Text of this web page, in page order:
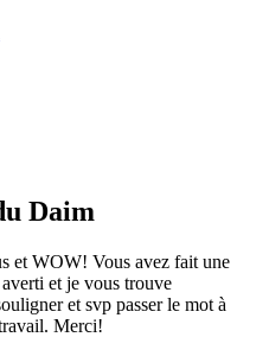
Daim
et WOW! Vous avez fait une
et je vous trouve
et svp passer le mot à
Merci!